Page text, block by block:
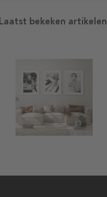
Laatst bekeken artikelen